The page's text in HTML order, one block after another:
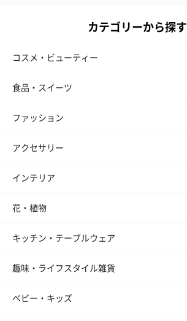
カテゴリーから探す
コスメ・ビューティー
食品・スイーツ
ファッション
アクセサリー
インテリア
花・植物
キッチン・テーブルウェア
趣味・ライフスタイル雑貨
ベビー・キッズ